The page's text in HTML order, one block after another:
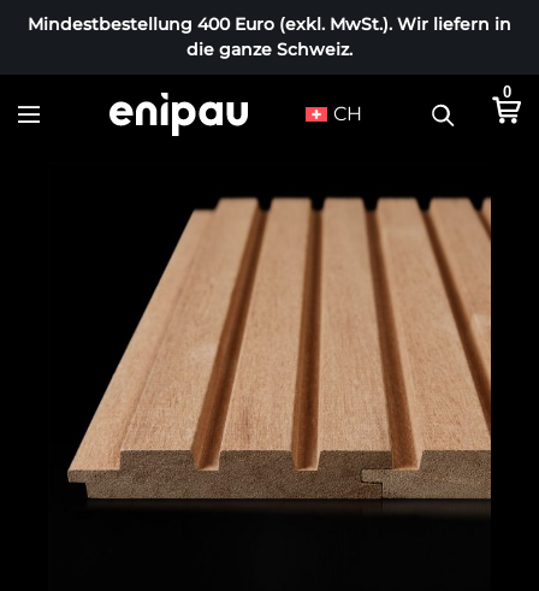
Mindestbestellung 400 Euro (exkl. MwSt.). Wir liefern in
die ganze Schweiz.
CH
0